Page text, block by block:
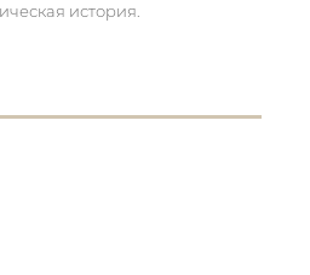
история.